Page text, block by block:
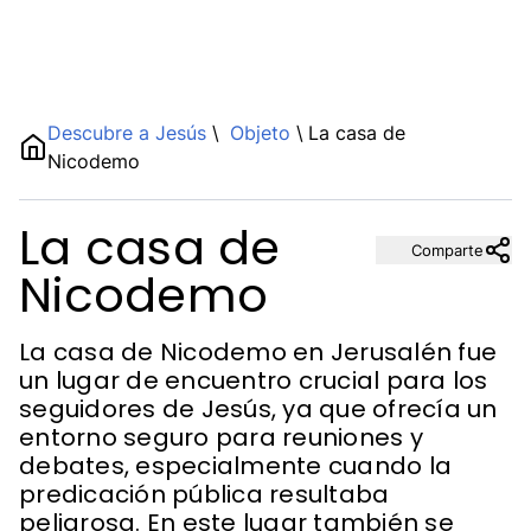
Descubre a Jesús \ Objeto \ La casa de
Nicodemo
La casa de
Nicodemo
La casa de Nicodemo en Jerusalén fue
un lugar de encuentro crucial para los
seguidores de Jesús, ya que ofrecía un
entorno seguro para reuniones y
debates, especialmente cuando la
predicación pública resultaba
peligrosa. En este lugar también se
Comparte
Name